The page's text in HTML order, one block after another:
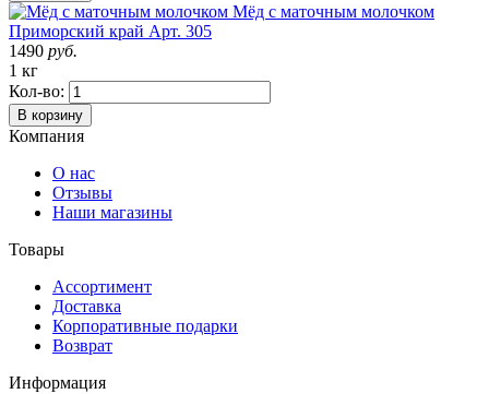
Мёд с маточным молочком
Приморский край Арт. 305
1490 руб.
1 кг
Кол-во:
В корзину
Компания
О нас
Отзывы
Наши магазины
Товары
Ассортимент
Доставка
Корпоративные подарки
Возврат
Информация